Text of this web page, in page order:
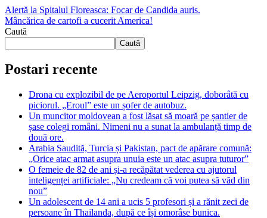
Alertă la Spitalul Floreasca: Focar de Candida auris.
Mâncărica de cartofi a cucerit America!
Caută
Caută
Postari recente
Drona cu explozibil de pe Aeroportul Leipzig, doborâtă cu
piciorul. „Eroul” este un șofer de autobuz.
Un muncitor moldovean a fost lăsat să moară pe șantier de
șase colegi români. Nimeni nu a sunat la ambulanță timp de
două ore.
Arabia Saudită, Turcia și Pakistan, pact de apărare comună:
„Orice atac armat asupra unuia este un atac asupra tuturor”
O femeie de 82 de ani și-a recăpătat vederea cu ajutorul
inteligenței artificiale: „Nu credeam că voi putea să văd din
nou”
Un adolescent de 14 ani a ucis 5 profesori și a rănit zeci de
persoane în Thailanda, după ce își omorâse bunica.